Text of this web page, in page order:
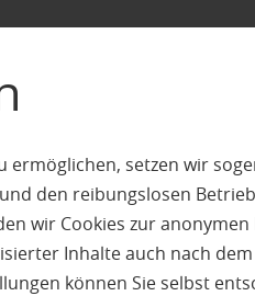
setzen wir
den reibungslosen
wir Cookies zur
Inhalte auch nach
können Sie selbst